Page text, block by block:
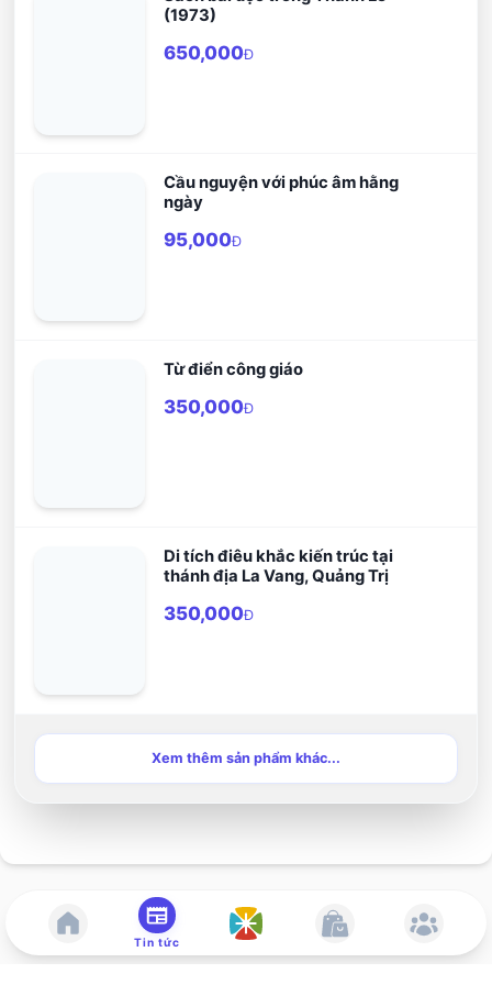
Mẹ Thiên Chúa cho đến Lễ Giáng
Sinh.
(1973)
650,000Đ
Cầu nguyện với phúc âm hằng
ngày
95,000Đ
Từ điển công giáo
350,000Đ
Di tích điêu khắc kiến trúc tại
thánh địa La Vang, Quảng Trị
350,000Đ
Xem thêm sản phẩm khác...
Tin tức